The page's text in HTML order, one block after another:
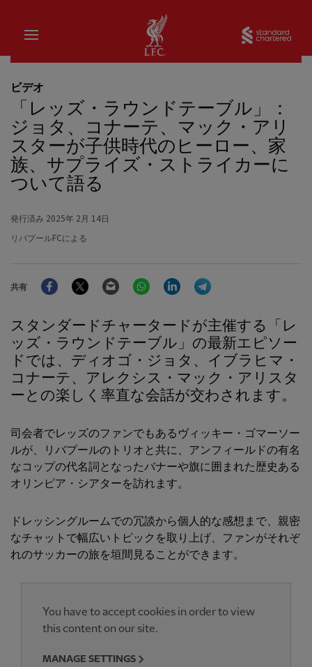
家
ビデオ
「レッズ・ラウンドテーブル」：
ジョタ、コナーテ、マック・アリ
スターが子供時代のヒーロー、家
族、サプライズ・ストライカーに
ついて語る
発行済み 2025年 2月 14日
リバプールFCによる
共有
FacebookTwitter Email WhatsAppLinkedIn
スタンダードチャータードが主催する「レ
ッズ・ラウンドテーブル」の最新エピソー
ドでは、ディオゴ・ジョタ、イブラヒマ・
コナーテ、アレクシス・マック・アリスタ
ーとの楽しく率直な会話が交わされます。
司会者でレッズのファンでもあるヴィッキー・ゴマーソー
ルが、リバプールのトリオと共に、アンフィールドの有名
なコップの代名詞となったバナーや旗に囲まれた歴史ある
オリンピア・シアターを訪れます。
ドレッシングルームでの冗談から個人的な感想まで、親密
なチャットで幅広いトピックを取り上げ、ファンがそれぞ
れのサッカーの旅を垣間見ることができます。
You have to accept cookies in order to view
this content on our site.
MANAGE SETTINGS